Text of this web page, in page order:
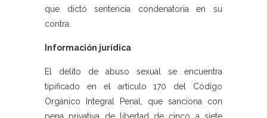
que dictó sentencia condenatoria en su
contra.
Información jurídica
El delito de abuso sexual se encuentra
tipificado en el artículo 170 del Código
Orgánico Integral Penal, que sanciona con